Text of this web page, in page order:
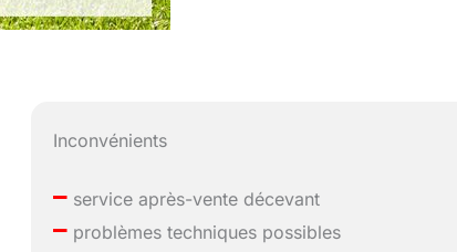
Inconvénients
– service après-vente décevant
– problèmes techniques possibles